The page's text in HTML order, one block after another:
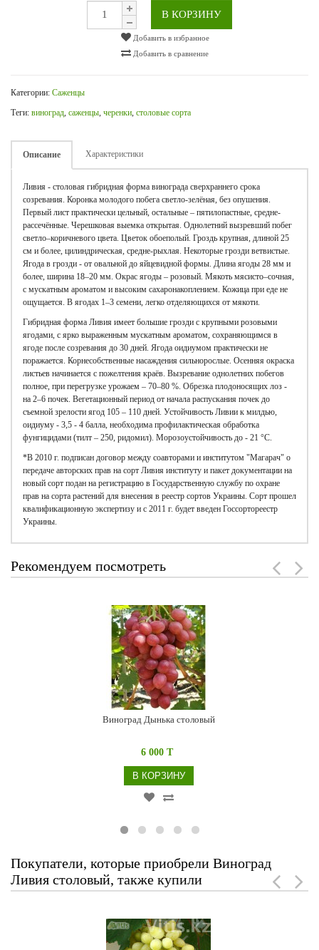
В КОРЗИНУ
Добавить в избранное
Добавить в сравнение
Категории: Саженцы
Теги: виноград, саженцы, черенки, столовые сорта
Описание Характеристики
Ливия - столовая гибридная форма винограда сверхраннего срока
созревания. Коронка молодого побега светло-зелёная, без опушения.
Первый лист практически цельный, остальные – пятилопастные, средне-
рассечённые. Черешковая выемка открытая. Однолетний вызревший побег
светло–коричневого цвета. Цветок обоеполый. Гроздь крупная, длиной 25
см и более, цилиндрическая, средне-рыхлая. Некоторые грозди ветвистые.
Ягода в грозди - от овальной до яйцевидной формы. Длина ягоды 28 мм и
более, ширина 18–20 мм. Окрас ягоды – розовый. Мякоть мясисто–сочная,
с мускатным ароматом и высоким сахаронакоплением. Кожица при еде не
ощущается. В ягодах 1–3 семени, легко отделяющихся от мякоти.
Гибридная форма Ливия имеет большие грозди с крупными розовыми
ягодами, с ярко выраженным мускатным ароматом, сохраняющимся в
ягоде после созревания до 30 дней. Ягода оидиумом практически не
поражается. Корнесобственные насаждения сильнорослые. Осенняя окраска
листьев начинается с пожелтения краёв. Вызревание однолетних побегов
полное, при перегрузке урожаем – 70–80 %. Обрезка плодоносящих лоз -
на 2–6 почек. Вегетационный период от начала распускания почек до
съемной зрелости ягод 105 – 110 дней. Устойчивость Ливии к милдью,
оидиуму - 3,5 - 4 балла, необходима профилактическая обработка
фунгицидами (тилт – 250, ридомил). Морозоустойчивость до - 21 °С.
*В 2010 г. подписан договор между соавторами и институтом "Магарач" о
передаче авторских прав на сорт Ливия институту и пакет документации на
новый сорт подан на регистрацию в Государственную службу по охране
прав на сорта растений для внесения в реестр сортов Украины. Сорт прошел
квалификационную экспертизу и с 2011 г. будет введен Госсортореестр
Украины.
Рекомендуем посмотреть
Виноград Дынька столовый
6 000 T
В КОРЗИНУ
Покупатели, которые приобрели Виноград
Ливия столовый, также купили